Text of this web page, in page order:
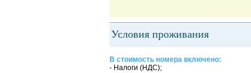
Условия проживания
В стоимость номера включено:
- Налоги (НДС);